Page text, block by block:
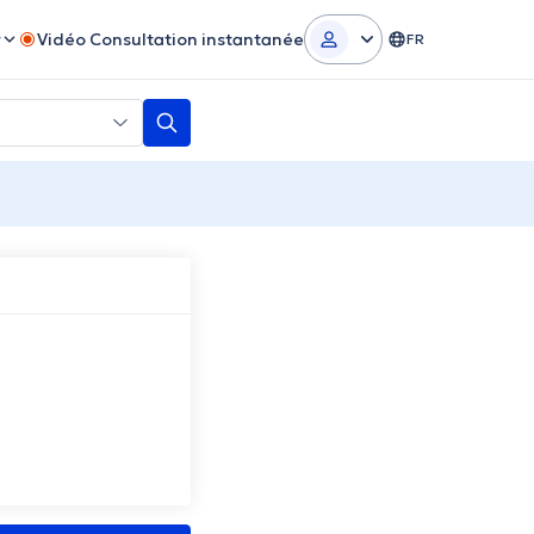
Vidéo Consultation instantanée FR